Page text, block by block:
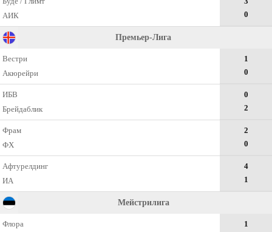
АИК
0
Премьер-Лига
Вестри
Акюрейри
1
0
ИБВ
Брейдаблик
0
2
Фрам
ФХ
2
0
Афтурелдинг
ИА
4
1
Мейстрилига
Флора
1